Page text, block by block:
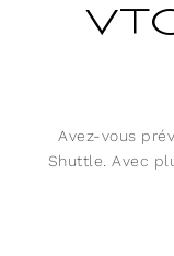
Avez-vous
Shuttle. Avec